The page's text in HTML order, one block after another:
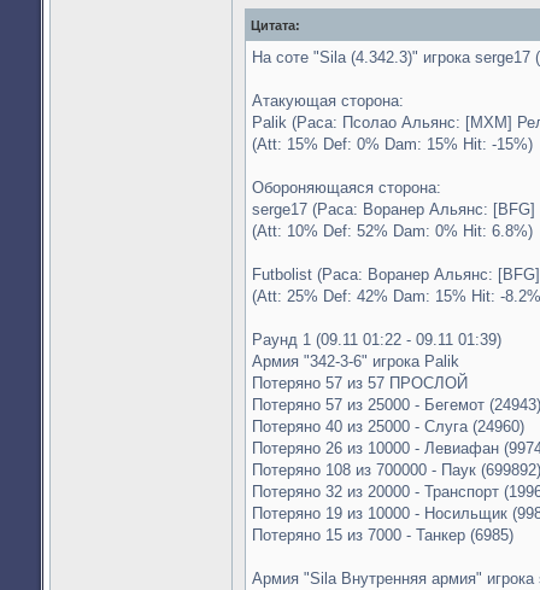
Цитата:
На соте "Sila (4.342.3)" игрока
Атакующая сторона:
Palik (Раса: Псолао Альянс: [MXM]
(Att: 15% Def: 0% Dam: 15% Hit: -15%)
Обороняющаяся сторона:
serge17 (Раса: Воранер Альянс: [BFG]
(Att: 10% Def: 52% Dam: 0% Hit: 6.8%)
Futbolist (Раса: Воранер Альянс:
(Att: 25% Def: 42% Dam: 15% Hit: -
Раунд 1 (09.11 01:22 - 09.11 01:39)
Армия "342-3-6" игрока Palik
Потеряно 57 из 57 ПРОСЛОЙ
Потеряно 57 из 25000 - Бегемот (24943)
Потеряно 40 из 25000 - Слуга (24960)
Потеряно 26 из 10000 - Левиафан
Потеряно 108 из 700000 - Паук (699892)
Потеряно 32 из 20000 - Транспорт
Потеряно 19 из 10000 - Носильщик
Потеряно 15 из 7000 - Танкер (6985)
Армия "Sila Внутренняя армия" игрока